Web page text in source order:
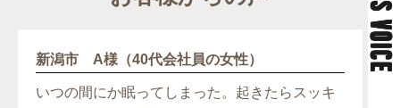
新潟市 A様（40代会社員の女性）
いつの間にか眠ってしまった。起きたらスッキ